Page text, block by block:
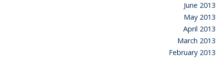
June 2013
May 2013
April 2013
March 2013
February 2013